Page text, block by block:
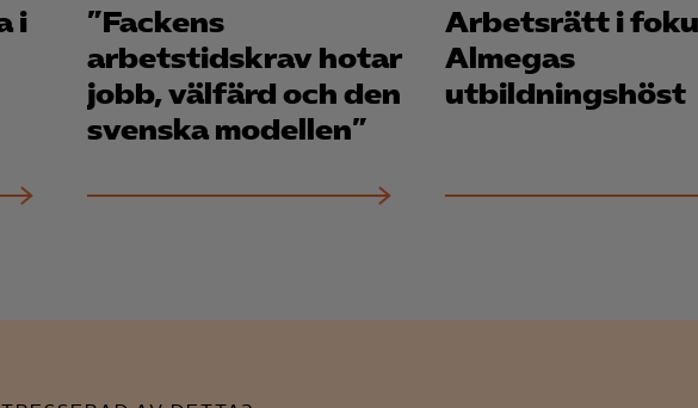
Marknadsförings-cookies
visa relevanta och engagerande annonser.
Google Ads
i
”Fackens
arbetstidskrav hotar
jobb, välfärd och den
svenska modellen”
Arbetsrätt i
Almegas
utbildningshöst